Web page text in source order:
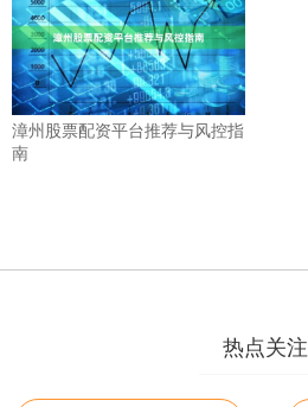
漳州股票配资平台推荐与风控指
南
热点关注